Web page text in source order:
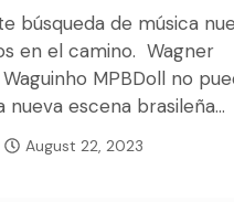
búsqueda de música
en el camino. Wagner
MPBDoll no
escena brasileña...
August 22, 2023